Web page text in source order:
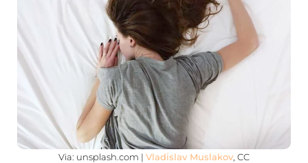
Via: unsplash.com | Vladislav Muslakov , CC